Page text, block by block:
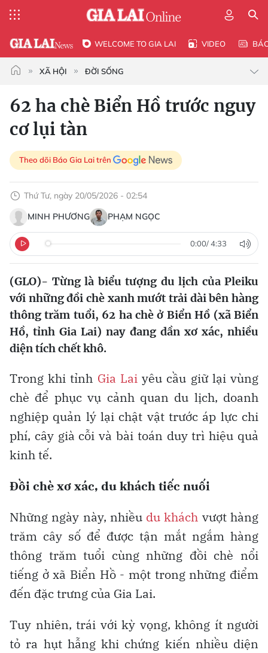
WELCOME TO GIA LAI VIDEO
XÃ HỘI ĐỜI SỐNG
62 ha chè Biển Hồ trước nguy
cơ lụi tàn
Theo dõi Báo Gia Lai trên
Thứ Tư, ngày 20/05/2026 - 02:54
MINH PHƯƠNG
PHẠM NGỌC
0:00/4:33
(GLO)- Từng là biểu tượng du lịch của Pleiku
với những đồi chè xanh mướt trải dài bên hàng
thông trăm tuổi, 62 ha chè ở Biển Hồ (xã Biển
Hồ, tỉnh Gia Lai) nay đang dần xơ xác, nhiều
diện tích chết khô.
Trong khi tỉnh Gia Laiyêu cầu giữ lại vùng
chè để phục vụ cảnh quan du lịch, doanh
nghiệp quản lý lại chật vật trước áp lực chi
phí, cây già cỗi và bài toán duy trì hiệu quả
kinh tế.
Đồi chè xơ xác, du khách tiếc nuối
Những ngày này, nhiều du khách vượt hàng
trăm cây số để được tận mắt ngắm hàng
thông trăm tuổi cùng những đồi chè nổi
tiếng ở xã Biển Hồ - một trong những điểm
đến đặc trưng của Gia Lai.
Tuy nhiên, trái với kỳ vọng, không ít người
tỏ ra hụt hẫng khi chứng kiến nhiều diện